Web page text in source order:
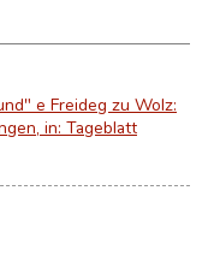
e Freideg zu Wolz:
in: Tageblatt